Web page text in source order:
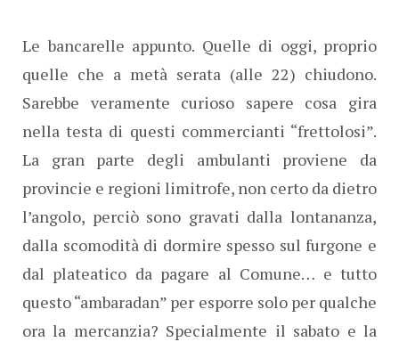
Le bancarelle appunto. Quelle di oggi, proprio
quelle che a metà serata (alle 22) chiudono.
Sarebbe veramente curioso sapere cosa gira
nella testa di questi commercianti “frettolosi”.
La gran parte degli ambulanti proviene da
provincie e regioni limitrofe, non certo da dietro
l’angolo, perciò sono gravati dalla lontananza,
dalla scomodità di dormire spesso sul furgone e
dal plateatico da pagare al Comune… e tutto
questo “ambaradan” per esporre solo per qualche
ora la mercanzia? Specialmente il sabato e la